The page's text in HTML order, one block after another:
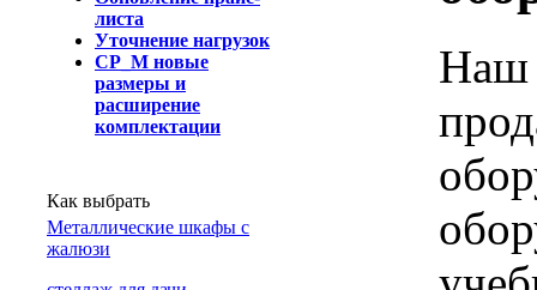
листа
Уточнение нагрузок
СР_М новые
размеры и
расширение
комплектации
Как выбрать
Металлические шкафы с
жалюзи
Наш